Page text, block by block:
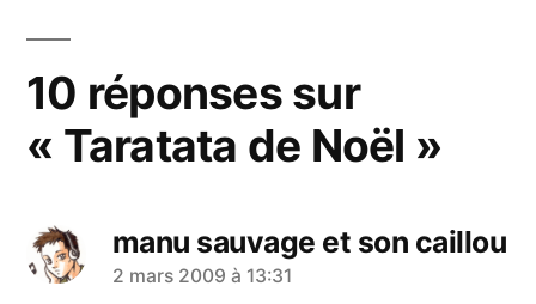
10 réponses sur
« Taratata de Noël »
manu sauvage et son caillou
a
2 mars 2009 à 13:31